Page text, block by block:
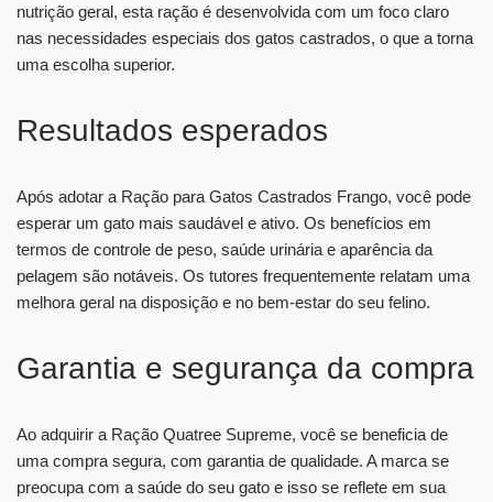
nutrição geral, esta ração é desenvolvida com um foco claro
nas necessidades especiais dos gatos castrados, o que a torna
uma escolha superior.
Resultados esperados
Após adotar a Ração para Gatos Castrados Frango, você pode
esperar um gato mais saudável e ativo. Os benefícios em
termos de controle de peso, saúde urinária e aparência da
pelagem são notáveis. Os tutores frequentemente relatam uma
melhora geral na disposição e no bem-estar do seu felino.
Garantia e segurança da compra
Ao adquirir a Ração Quatree Supreme, você se beneficia de
uma compra segura, com garantia de qualidade. A marca se
preocupa com a saúde do seu gato e isso se reflete em sua